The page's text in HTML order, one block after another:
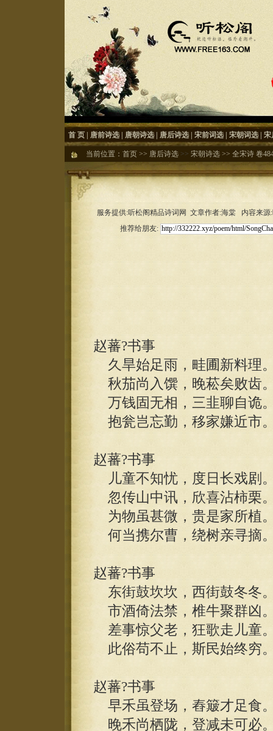
首 页 唐前诗选 唐朝诗选 唐后诗选 宋前词选 宋朝词选 宋
当前位置： 首页 >> 唐后诗选 >> 宋朝诗选 >> 全宋诗 卷
服务提供:听松阁精品诗词网 文章作者:海棠 内容来
推荐给朋友:
赵蕃?书事
久旱始足雨，畦圃新料理
秋茄尚入馔，晚菘矣败齿
万钱固无相，三韭聊自诡
抱瓮岂忘勤，移家嫌近市
赵蕃?书事
儿童不知忧，度日长戏剧
忽传山中讯，欣喜沾柿栗
为物虽甚微，贵是家所植
何当携尔曹，绕树亲寻摘
赵蕃?书事
东街鼓坎坎，西街鼓冬冬
市酒倚法禁，椎牛聚群凶
差事惊父老，狂歌走儿童
此俗苟不止，斯民始终穷
赵蕃?书事
早禾虽登场，舂簸才足食
晚禾尚栖陇，登减未可必